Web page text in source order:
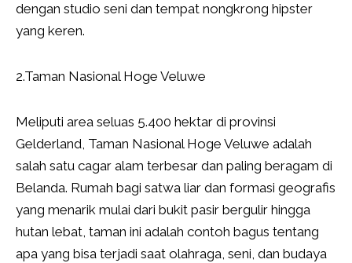
dengan studio seni dan tempat nongkrong hipster
yang keren.
2.Taman Nasional Hoge Veluwe
Meliputi area seluas 5.400 hektar di provinsi
Gelderland, Taman Nasional Hoge Veluwe adalah
salah satu cagar alam terbesar dan paling beragam di
Belanda. Rumah bagi satwa liar dan formasi geografis
yang menarik mulai dari bukit pasir bergulir hingga
hutan lebat, taman ini adalah contoh bagus tentang
apa yang bisa terjadi saat olahraga, seni, dan budaya